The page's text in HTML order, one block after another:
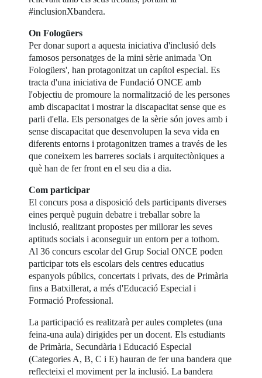
#inclusionXbandera.
On Fologüers
Per donar suport a aquesta iniciativa d'inclusió dels
famosos personatges de la mini sèrie animada 'On
Fologüers', han protagonitzat un capítol especial. Es
tracta d'una iniciativa de Fundació ONCE amb
l'objectiu de promoure la normalització de les persones
amb discapacitat i mostrar la discapacitat sense que es
parli d'ella. Els personatges de la sèrie són joves amb i
sense discapacitat que desenvolupen la seva vida en
diferents entorns i protagonitzen trames a través de les
que coneixem les barreres socials i arquitectòniques a
què han de fer front en el seu dia a dia.
Com participar
El concurs posa a disposició dels participants diverses
eines perquè puguin debatre i treballar sobre la
inclusió, realitzant propostes per millorar les seves
aptituds socials i aconseguir un entorn per a tothom.
Al 36 concurs escolar del Grup Social ONCE poden
participar tots els escolars dels centres educatius
espanyols públics, concertats i privats, des de Primària
fins a Batxillerat, a més d'Educació Especial i
Formació Professional.
La participació es realitzarà per aules completes (una
feina-una aula) dirigides per un docent. Els estudiants
de Primària, Secundària i Educació Especial
(Categories A, B, C i E) hauran de fer una bandera que
reflecteixi el moviment per la inclusió. La bandera